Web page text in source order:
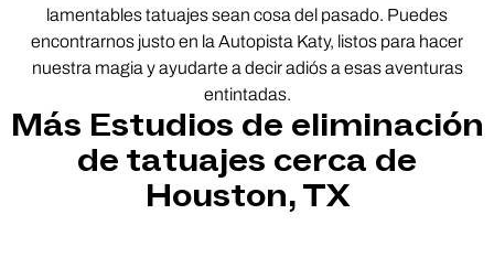
lamentables tatuajes sean cosa del pasado. Puedes
encontrarnos justo en la Autopista Katy, listos para hacer
nuestra magia y ayudarte a decir adiós a esas aventuras
entintadas.
Más Estudios de eliminación
de tatuajes cerca de
Houston, TX